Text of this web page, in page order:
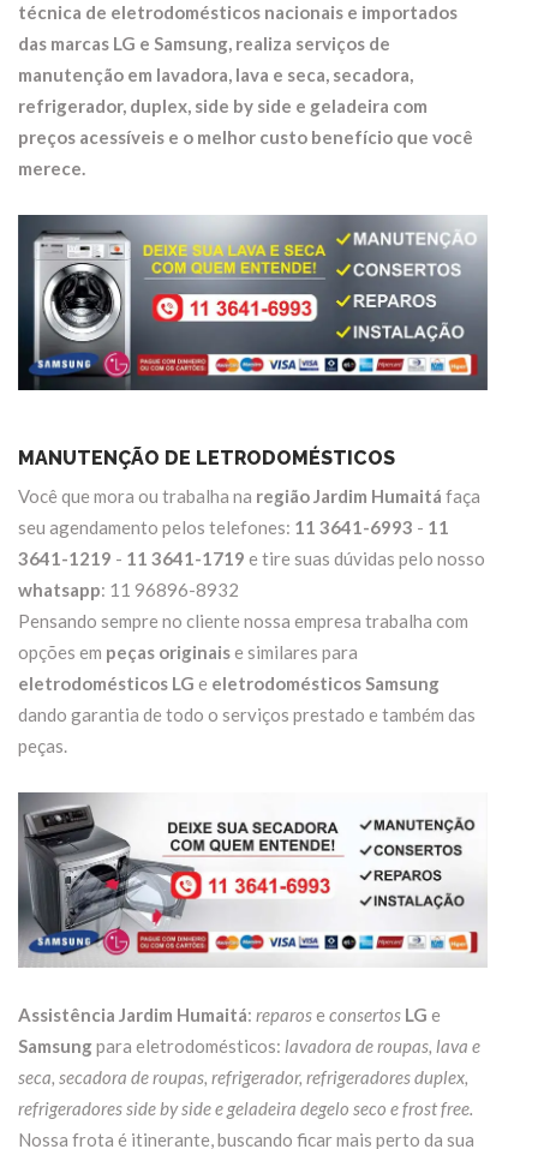
técnica de eletrodomésticos nacionais e importados
das marcas LG e Samsung, realiza serviços de
manutenção em lavadora, lava e seca, secadora,
refrigerador, duplex, side by side e geladeira com
preços acessíveis e o melhor custo benefício que você
merece.
MANUTENÇÃO DE LETRODOMÉSTICOS
Você que mora ou trabalha na região Jardim Humaitá faça
seu agendamento pelos telefones: 11 3641-6993 - 11
3641-1219 - 11 3641-1719 e tire suas dúvidas pelo nosso
whatsapp: 11 96896-8932
Pensando sempre no cliente nossa empresa trabalha com
opções em peças originaise similares para
eletrodomésticos LG e eletrodomésticos Samsung
dando garantia de todo o serviços prestado e também das
peças.
Assistência Jardim Humaitá: reparose consertos LG e
Samsungpara eletrodomésticos: lavadora de roupas, lava e
seca, secadora de roupas, refrigerador, refrigeradores duplex,
refrigeradores side by side e geladeira degelo seco e frost free.
Nossa frota é itinerante, buscando ficar mais perto da sua